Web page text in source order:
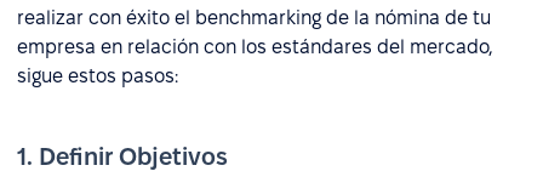
realizar con éxito el benchmarking de la nómina de tu
empresa en relación con los estándares del mercado,
sigue estos pasos:
1. Definir Objetivos